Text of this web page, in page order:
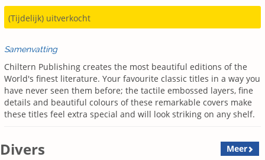
(Tijdelijk) uitverkocht
Samenvatting
Chiltern Publishing creates the most beautiful editions of the
World's finest literature. Your favourite classic titles in a way you
have never seen them before; the tactile embossed layers, fine
details and beautiful colours of these remarkable covers make
these titles feel extra special and will look striking on any shelf.
Divers Meer